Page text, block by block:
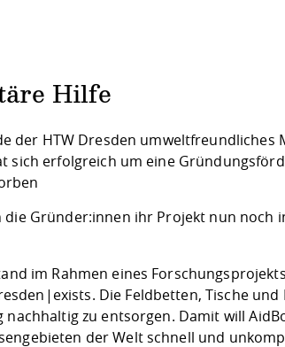
Hilfe
der HTW Dresden umweltfreundliches
sich erfolgreich um eine
Gründer:innen ihr Projekt nun noch
im Rahmen eines
Die Feldbetten, Tische und
zu entsorgen. Damit will
der Welt schnell und